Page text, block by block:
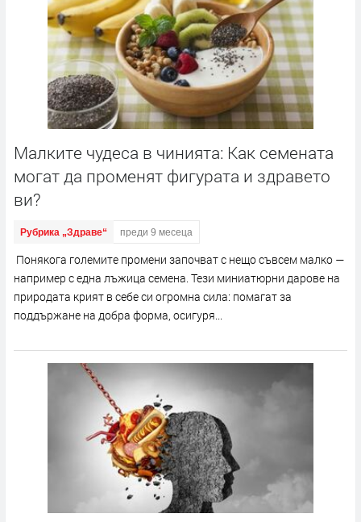
Малките чудеса в чинията: Как семената
могат да променят фигурата и здравето
ви?
Рубрика „Здраве“ преди 9 месеца
Понякога големите промени започват с нещо съвсем малко —
например с една лъжица семена. Тези миниатюрни дарове на
природата крият в себе си огромна сила: помагат за
поддържане на добра форма, осигуря...